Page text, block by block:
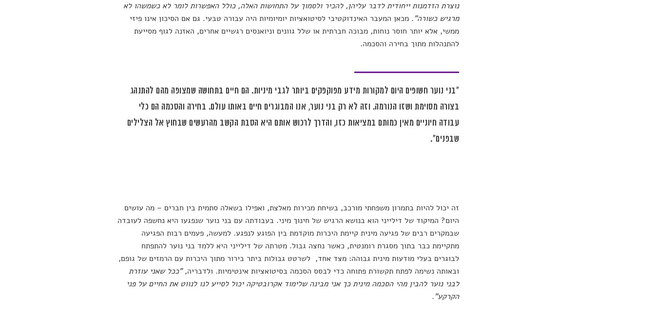
נוצרת הזדמנות ייחודית לדבר עליהן, להכיר ולסמוך על התחושות האלה, כולל האפשרות לומר לא כשמשהו לא
מרגיש כשורה". מכאן המעבר האינדוקטיבי לסיטואציות יומיומיות היה עבורה טבעי. גם אם הסיכון אינו פיזי
ממשי, אלא יותר חוסר נוחות, מבוכה חברתית או שלל גוונים וניואנסים רגשיים אחרים, האזנה לגוף מסייעת
להתנהלות מתוך בחירה והסכמה.
"בני נוער חשופים היום למקורות מידע מפוקפקים ביותר לגבי מיניות. הם חיים בתחושה שמצופה מהם להתנהג
בצורה מסוימת ושזו הנורמה. וזה לא רק בני נוער, אנו המבוגרים חיים באותו עולם. בחירה והסכמה הם כלי
עבודה חיוניים מאין כמותם במציאות כזו, והדרך לרכוש אותם היא הסבת הקשב מהרעשים שבחוץ אל הצלילים
שבפנים".
זה יכול להיות בתמרון משפחתי מורכב, בשיחת מכירות מאלצת, ואפילו בשאלה סתמית בין חברים – מה עושים
היום? המיקוד של דילייני הוא בנושא הרגיש של חינוך מיני. בעבודתה עם בני נוער שנפגעו היא נחשפה לעובדה
שבמקרים רבים של פגיעה מינית קיימת היכרות מוקדמת בין הפוגע לנפגע. למעשה, פעמים רבות הפגיעה
מתקיימת כבר בתוך מסגרת רומנטית, כאשר נחצה גבול. מטרתה של דילייני היא ללמד בני נוער להתפתח
לבוגרים בעלי מודעות מינית גבוהה: מצד אחד, לשרטט גבולות ביתר בירור מתוך היכרות עם הרמזים של גופם,
ובאותה נשימה לפתח תקשורת פתוחה כדי לבסס הסכמה בסיטואציות אינטימיות. ולדבריה,"ככל שאני עוזרת
לבני נוער להבין מהי הסכמה מינית כך אני מבינה שלימוד אקרובטיקה יכול לסייע לנו לנווט את החיים על פני
הקרקע".